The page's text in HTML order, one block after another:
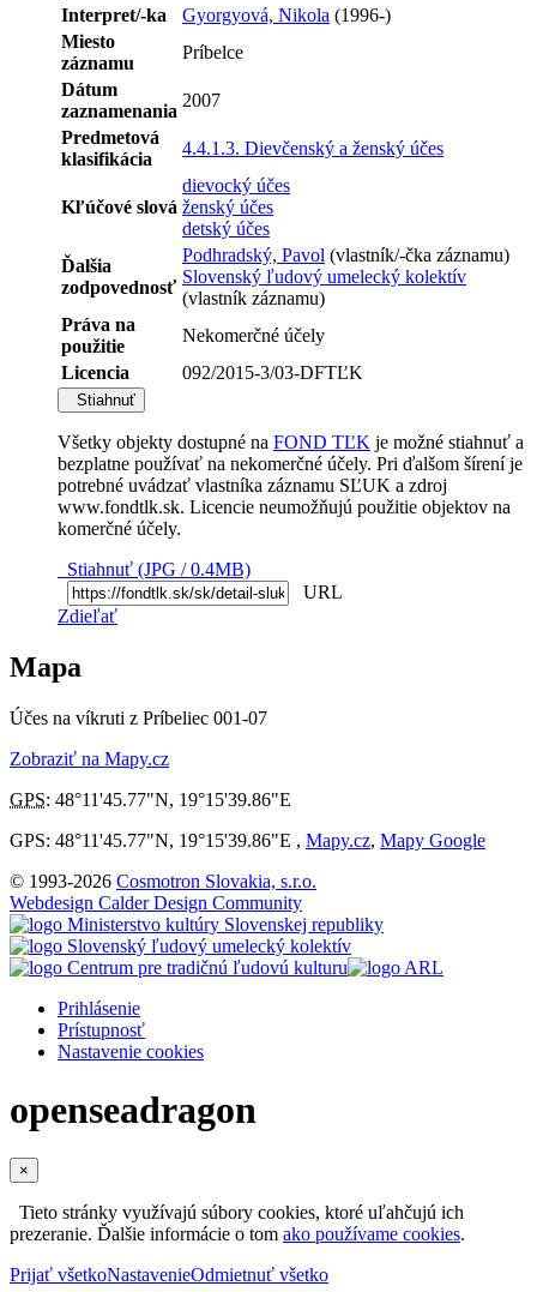
Interpret/-ka
Gyorgyová, Nikola (1996-)
Miesto
záznamu
Príbelce
Dátum
zaznamenania
2007
Predmetová
klasifikácia
4.4.1.3. Dievčenský a ženský účes
Kľúčové slová
dievocký účes
ženský účes
detský účes
Ďalšia
zodpovednosť
Podhradský, Pavol (vlastník/-čka záznamu)
Slovenský ľudový umelecký kolektív
(vlastník záznamu)
Práva na
použitie
Nekomerčné účely
Licencia
092/2015-3/03-DFTĽK
Stiahnuť
Všetky objekty dostupné na FOND TĽK je možné stiahnuť a
bezplatne používať na nekomerčné účely. Pri ďalšom šírení je
potrebné uvádzať vlastníka záznamu SĽUK a zdroj
www.fondtlk.sk. Licencie neumožňujú použitie objektov na
komerčné účely.
Stiahnuť (JPG / 0.4MB)
URL
Zdieľať
Mapa
Účes na víkruti z Príbeliec 001-07
Zobraziť na Mapy.cz
GPS: 48°11'45.77"N, 19°15'39.86"E
GPS: 48°11'45.77"N, 19°15'39.86"E , Mapy.cz, Mapy Google
© 1993-2026 Cosmotron Slovakia, s.r.o.
Webdesign Calder Design Community
Prihlásenie
Prístupnosť
Nastavenie cookies
openseadragon
×
Tieto stránky využívajú súbory cookies, ktoré uľahčujú ich
prezeranie. Ďalšie informácie o tom ako používame cookies.
Prijať všetkoNastavenieOdmietnuť všetko